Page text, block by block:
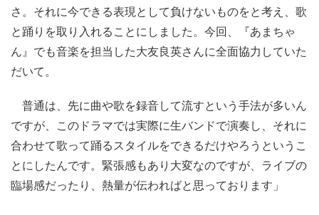
さ。それに今できる表現として負けないものをと考え、歌
と踊りを取り入れることにしました。今回、『あまちゃ
ん』でも音楽を担当した大友良英さんに全面協力していた
だいて。
普通は、先に曲や歌を録音して流すという手法が多いん
ですが、このドラマでは実際に生バンドで演奏し、それに
合わせて歌って踊るスタイルをできるだけやろうというこ
とにしたんです。緊張感もあり大変なのですが、ライブの
臨場感だったり、熱量が伝わればと思っております」